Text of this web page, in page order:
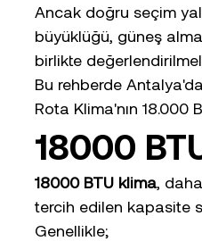
Ancak doğru seçim
büyüklüğü, güneş
birlikte
Bu rehberde
Rota Klima'nın
18000
18000 BTU klima,
tercih edilen kapasite
Genellikle;